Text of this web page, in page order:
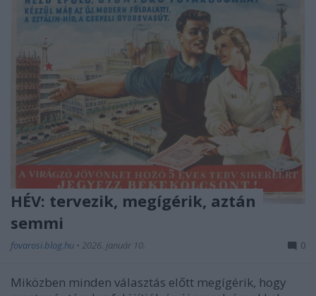
HÉV: tervezik, megígérik, aztán
semmi
fovarosi.blog.hu • 2026. január 10. 0
Miközben minden választás előtt megígérik, hogy